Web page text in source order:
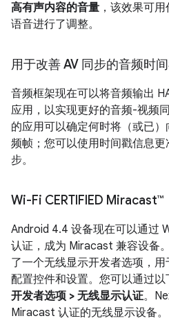
高有声内容的音量 ，该效果可
语音进行了调整。
用于改善 AV 同步的音频时
音频框架现在可以将音频输出
应用，以实现更好的音频-视频
的应用可以确定何时将（或已
频帧；您可以使用时间戳信息
步。
Wi-Fi CERTIFIED Miracast™
Android 4.4 设备现在可以通过
认证，成为 Miracast 兼容设备
了一个无线显示开发者选项，
配置控件和设置。您可以通过以
开发者选项 > 无线显示认证。
Miracast 认证的无线显示设备。